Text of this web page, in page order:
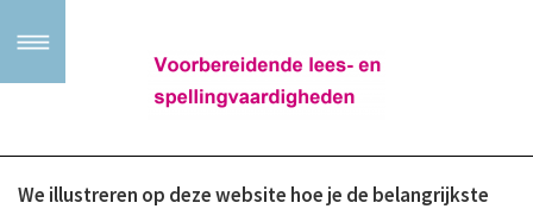
Home
We illustreren op deze website hoe je de belangrijkste